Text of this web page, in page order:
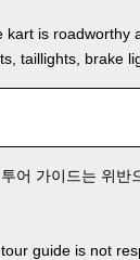
is roadworthy
taillights, brake
어 가이드는 위반
guide is not